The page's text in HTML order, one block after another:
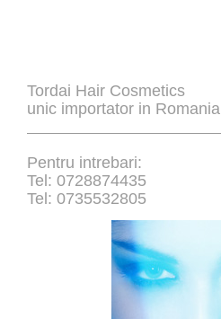
Tordai Hair Cosmetics
unic importator in Romania
Pentru intrebari:
Tel: 0728874435
Tel: 0735532805